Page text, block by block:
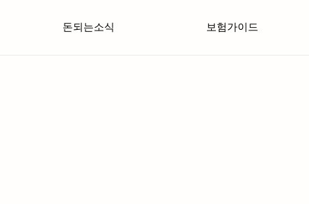
돈되는소식 보험가이드